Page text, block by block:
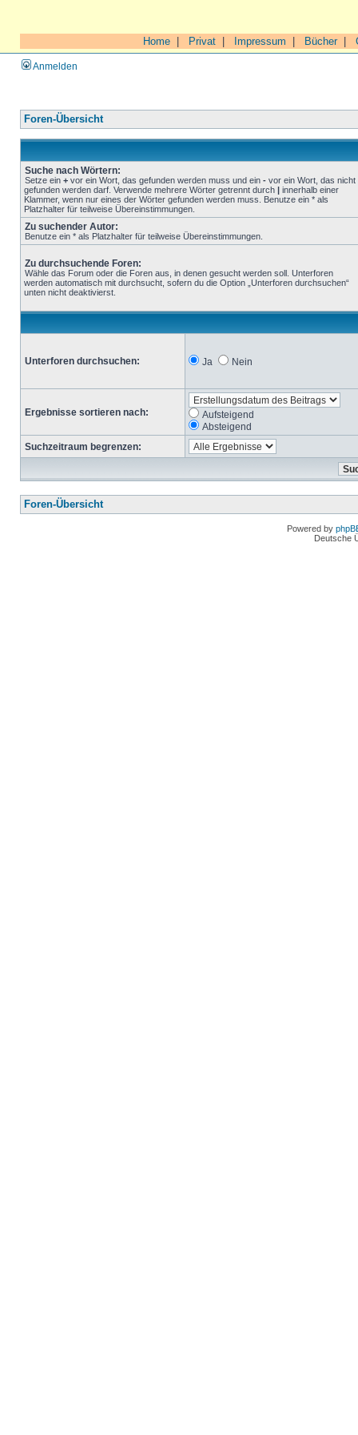
Home Privat Impressum Bücher|
Anmelden
Foren-Übersicht
Suche nach Wörtern:
Setze ein + vor ein Wort, das gefunden werden muss und ein - vor ein Wort, das nicht
gefunden werden darf. Verwende mehrere Wörter getrennt durch | innerhalb einer
Klammer, wenn nur eines der Wörter gefunden werden muss. Benutze ein * als
Platzhalter für teilweise Übereinstimmungen.
Zu suchender Autor:
Benutze ein * als Platzhalter für teilweise Übereinstimmungen.
Zu durchsuchende Foren:
Wähle das Forum oder die Foren aus, in denen gesucht werden soll. Unterforen
werden automatisch mit durchsucht, sofern du die Option „Unterforen durchsuchen“
unten nicht deaktivierst.
Unterforen durchsuchen: Ja Nein
Ergebnisse sortieren nach:
Aufsteigend
Absteigend
Suchzeitraum begrenzen:
Foren-Übersicht
Powered by
Deutsche